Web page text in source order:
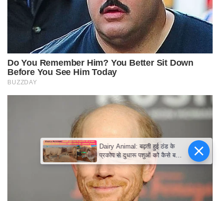
Dairy Animal: बढ़ती हुई ठंड के
प्रकोप से दुधारू पशुओं को कैसे बचाएं!
जानें बचाव के आसान उपाय